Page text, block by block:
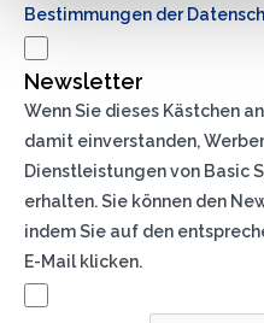
Bestimmungen der
Newsletter
Wenn Sie dieses Kästchen
damit einverstanden,
Dienstleistungen von Basic
erhalten. Sie können den
indem Sie auf den
E-Mail klicken.